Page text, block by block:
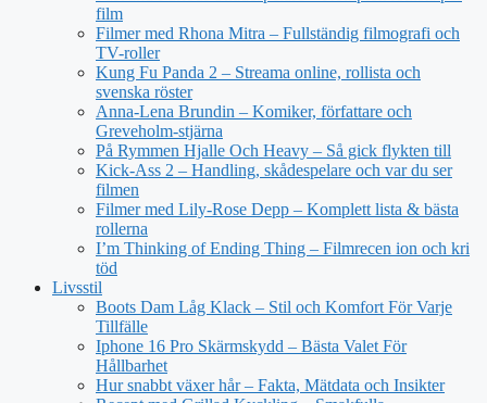
film
Filmer med Rhona Mitra – Fullständig filmografi och
TV-roller
Kung Fu Panda 2 – Streama online, rollista och
svenska röster
Anna-Lena Brundin – Komiker, författare och
Greveholm-stjärna
På Rymmen Hjalle Och Heavy – Så gick flykten till
Kick-Ass 2 – Handling, skådespelare och var du ser
filmen
Filmer med Lily-Rose Depp – Komplett lista & bästa
rollerna
I’m Thinking of Ending Thing – Filmrecen ion och kri
töd
Livsstil
Boots Dam Låg Klack – Stil och Komfort För Varje
Tillfälle
Iphone 16 Pro Skärmskydd – Bästa Valet För
Hållbarhet
Hur snabbt växer hår – Fakta, Mätdata och Insikter